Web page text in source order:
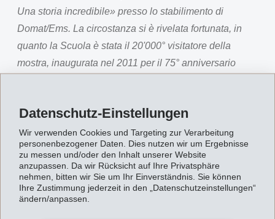
Datenschutz-Einstellungen
Wir verwenden Cookies und Targeting zur Verarbeitung
personenbezogener Daten. Dies nutzen wir um Ergebnisse
zu messen und/oder den Inhalt unserer Website
anzupassen. Da wir Rücksicht auf Ihre Privatsphäre
nehmen, bitten wir Sie um Ihr Einverständnis. Sie können
Ihre Zustimmung jederzeit in den „Datenschutzeinstellungen“
ändern/anpassen.
Una storia incredibile» presso lo stabilimento di
Domat/Ems. La circostanza si è rivelata fortunata, in
quanto la Scuola è stata il 20'000° visitatore della
mostra, inaugurata nel 2011 per il 75° anniversario
CHEMIE, ha salutato personalmente la classe
proveniente dalla Val Bregaglia e ringraziato
l'insegnante Daniela Rota per la visita.
«In particolare per i giovani è importante acquisire
conoscenze storiche e constatare quali innovazioni per